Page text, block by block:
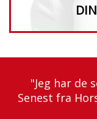
"Jeg har de
Senest fra